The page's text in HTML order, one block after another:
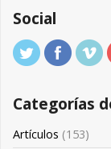
Social
Categorías
Artículos (153)